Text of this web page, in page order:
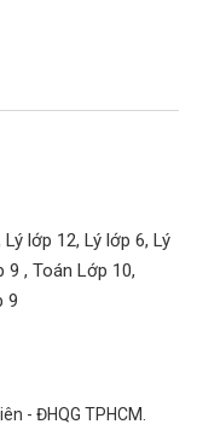
lớp 12, Lý lớp 6, Lý
9 , Toán Lớp 10,
9
- ĐHQG TPHCM.